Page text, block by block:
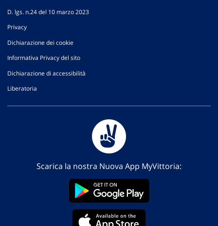
D. lgs. n.24 del 10 marzo 2023
Privacy
Dichiarazione dei cookie
Informativa Privacy del sito
Dichiarazione di accessibilità
Liberatoria
Scarica la nostra Nuova App MyVittoria: